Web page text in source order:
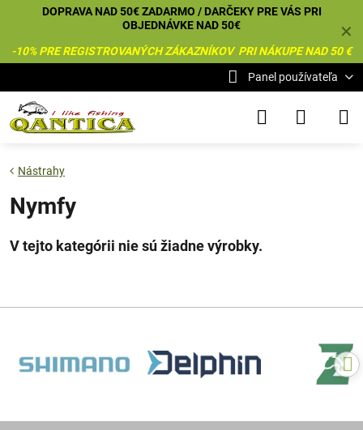
✕
DOPRAVA NAD 50€ ZADARMO / DARČEKY PRE VÁS PRI
OBJEDNÁVKE NAD 50€
-10% PRE REGISTROVANÝCH ZÁKAZNÍKOV PRI NÁKUPE NAD 50 €
Panel používateľa
Nástrahy
Nymfy